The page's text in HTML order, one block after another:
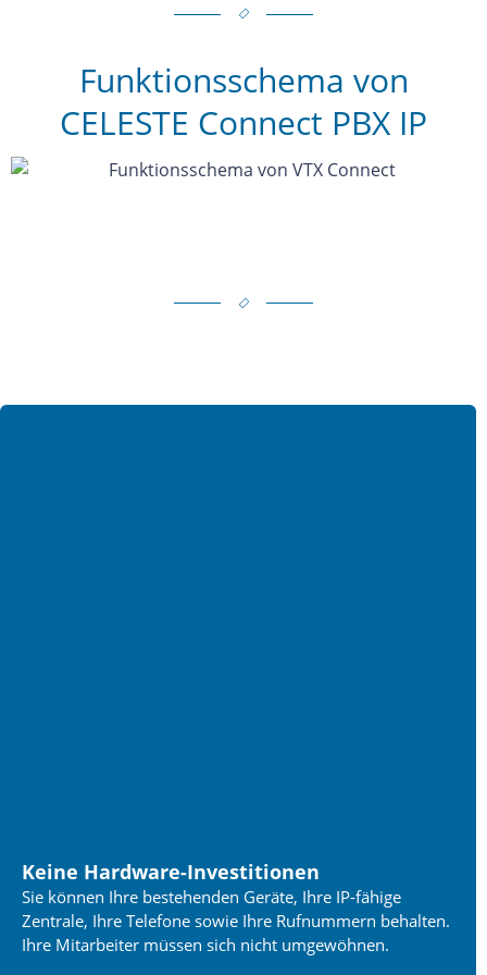
Funktionsschema von
CELESTE Connect PBX IP
Keine Hardware-Investitionen
Sie können Ihre bestehenden Geräte, Ihre IP-fähige
Zentrale, Ihre Telefone sowie Ihre Rufnummern behalten.
Ihre Mitarbeiter müssen sich nicht umgewöhnen.